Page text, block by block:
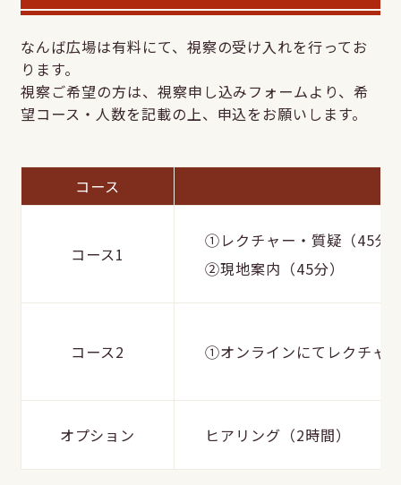
なんば広場は有料にて、視察の受け入れを行ってお
ります。
視察ご希望の方は、視察申し込みフォームより、希
望コース・人数を記載の上、申込をお願いします。
コース
コース1
①レクチャー・質疑（45分
②現地案内（45分）
コース2 ①オンラインにてレクチャ
オプション ヒアリング（2時間）